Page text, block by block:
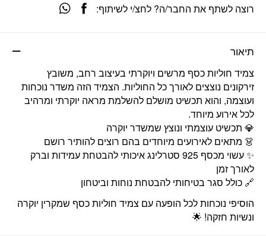
תיאור
צמיד חוליות כסף מרשים ויוקרתי בעיצוב רחב, משובץ
זירקונים נוצצים לאורך כל החוליות. הצמיד הזה משדר נוכחות
ועוצמה, והוא תכשיט מושלם להשלמת מראה יוקרתי ומרהיב
לכל אירוע מיוחד.
💎 תכשיט עוצמתי ונוצץ שמשדר יוקרה
👗 מתאים לאירועים מיוחדים בהם רוצים להותיר רושם
✨ עשוי מכסף 925 סטרלינג איכותי להבטחת עמידות וברק
לאורך זמן
🔗 כולל סגר בטיחותי להבטחת נוחות וביטחון
הוסיפי נוכחות לכל הופעה עם צמיד חוליות כסף שמקרין יוקרה
ונשיות חזקה! 🌟
רוצה לשתף את החבר/ה? לחצ/י לשיתוף: